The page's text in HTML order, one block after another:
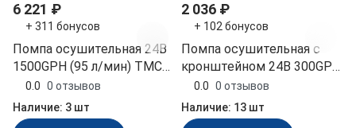
6 221 ₽
+ 311 бонусов
Помпа осушительная 24В
1500GPH (95 л/мин) TMC
(03606_24)
0.0 0 отзывов
Наличие: 3 шт
2 036 ₽
+ 102 бонусов
Помпа осушительная с
кронштейном 24В 300GPH
(19 л/мин) TMC (02303_24)
0.0 0 отзывов
Наличие: 13 шт